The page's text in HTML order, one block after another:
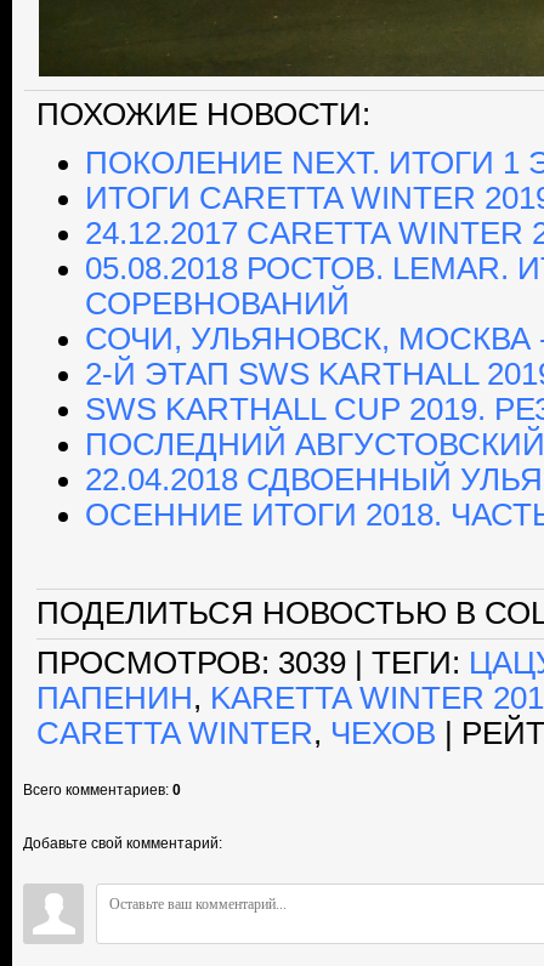
ПОХОЖИЕ НОВОСТИ:
ПОКОЛЕНИЕ NEXT. ИТОГИ 1
ИТОГИ CARETTA WINTER
24.12.2017 CARETTA
05.08.2018 РОСТОВ.
СОРЕВНОВАНИЙ
СОЧИ, УЛЬЯНОВСК, МОСКВА
2-Й ЭТАП SWS KARTHALL
SWS KARTHALL CUP 2019.
ПОСЛЕДНИЙ
22.04.2018 СДВОЕННЫЙ
ОСЕННИЕ ИТОГИ 2018.
ПОДЕЛИТЬСЯ НОВОСТЬЮ В
ПРОСМОТРОВ: 3039 | ТЕГИ:
ПАПЕНИН, KARETTA WINTER
CARETTA WINTER, ЧЕХОВ
Всего комментариев: 0
Добавьте свой комментарий: